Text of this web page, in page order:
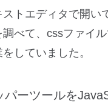
ストエディタで開い
べて、cssファイ
していました。
パーツールを